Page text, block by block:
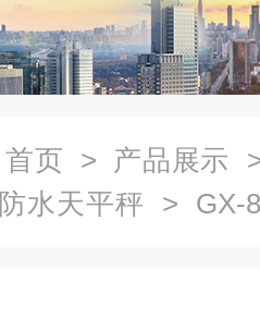
首页 > 产品展示
防水天平秤 > GX-